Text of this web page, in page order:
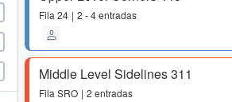
Fila 24 2 - 4 entradas
Middle Level Sidelines 311
Fila SRO 2 entradas